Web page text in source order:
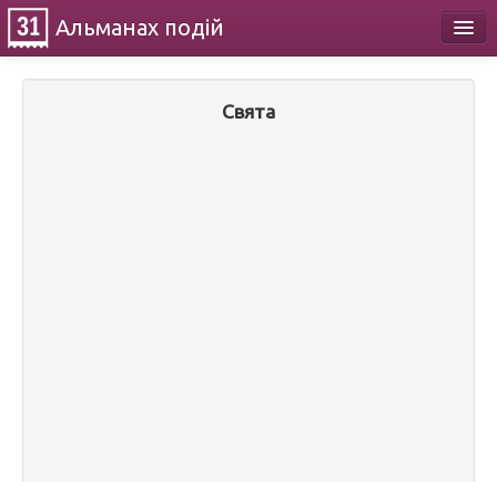
Альманах подій
Свята